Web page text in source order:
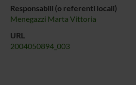
Responsabili (o referenti locali)
Menegazzi Marta Vittoria
URL
2004050894_003